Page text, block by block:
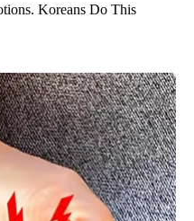
Koreans Do This